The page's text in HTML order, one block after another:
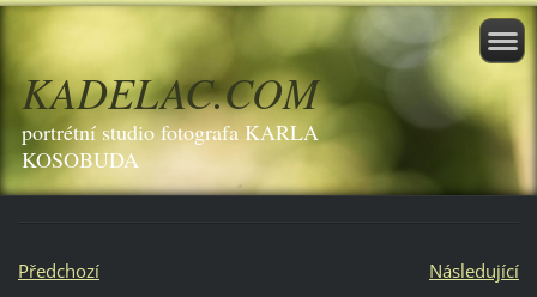
KADELAC.COM
portrétní studio fotografa KARLA
KOSOBUDA
Předchozí
Následující